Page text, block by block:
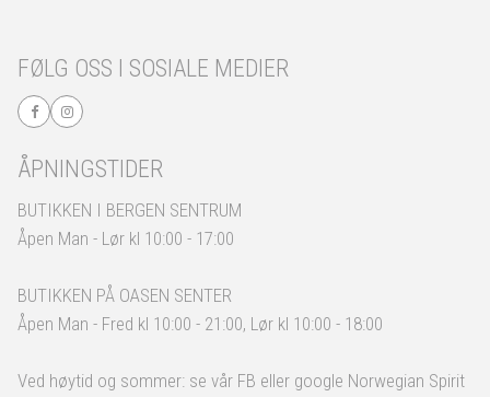
FØLG OSS I SOSIALE MEDIER
ÅPNINGSTIDER
BUTIKKEN I BERGEN SENTRUM
Åpen Man - Lør kl 10:00 - 17:00
BUTIKKEN PÅ OASEN SENTER
Åpen Man - Fred kl 10:00 - 21:00, Lør kl 10:00 - 18:00
Ved høytid og sommer: se vår FB eller google Norwegian Spirit